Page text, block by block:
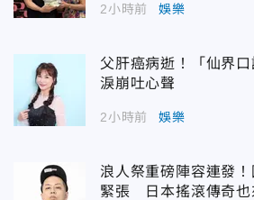
2小時前 娛樂
父肝癌病逝！「仙界
淚崩吐心聲
2小時前 娛樂
浪人祭重磅陣容連發
緊張 日本搖滾傳奇也